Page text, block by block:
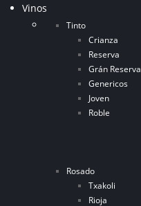
Vinos
Tinto
Crianza
Reserva
Grán Reserva
Genericos
Joven
Roble
Rosado
Txakoli
Rioja